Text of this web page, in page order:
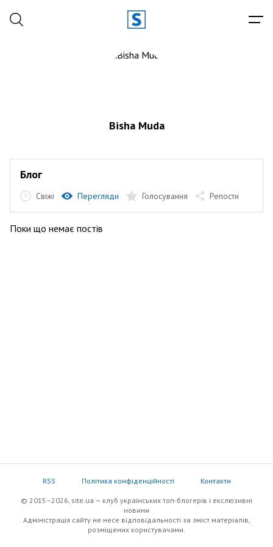
Bisha Muda
Блог
Свіжі Перегляди Голосування Репости
Поки що немає постів
RSS Політика конфіденційності Контакти
© 2015–2026, site.ua — клуб українських топ-блогерів i екслюзивнi
новини
Адміністрація сайту не несе відповідальності за зміст матеріалів,
розміщених користувачами.